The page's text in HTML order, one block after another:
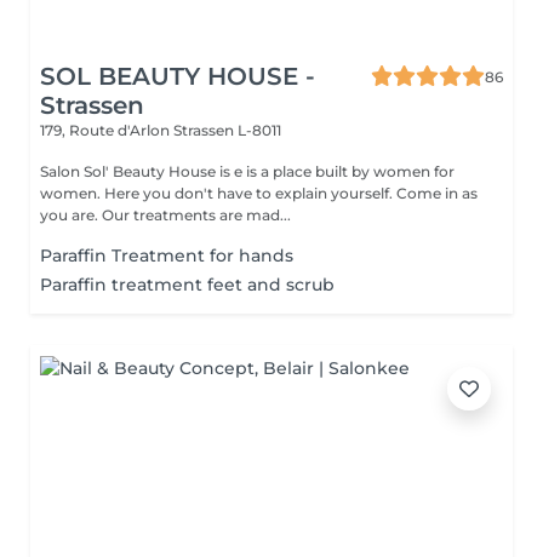
SOL BEAUTY HOUSE -
Strassen
86
179, Route d'Arlon Strassen L-8011
Salon Sol' Beauty House is e is a place built by women for
women. Here you don't have to explain yourself. Come in as
you are. Our treatments are mad...
Paraffin Treatment for hands
Paraffin treatment feet and scrub